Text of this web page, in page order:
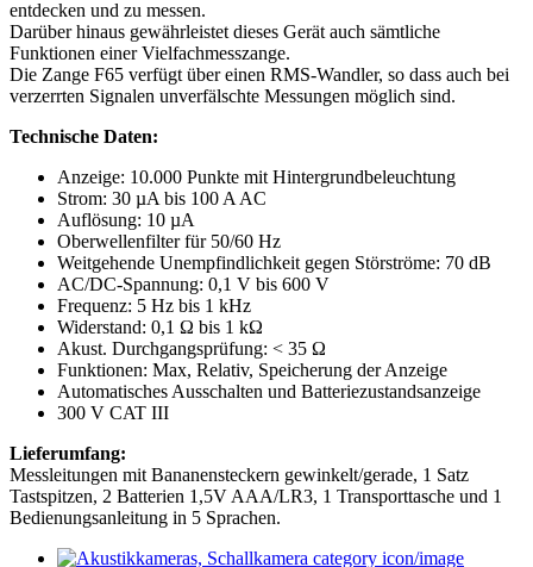
entdecken und zu messen.
Darüber hinaus gewährleistet dieses Gerät auch sämtliche
Funktionen einer Vielfachmesszange.
Die Zange F65 verfügt über einen RMS-Wandler, so dass auch bei
verzerrten Signalen unverfälschte Messungen möglich sind.
Technische Daten:
Anzeige: 10.000 Punkte mit Hintergrundbeleuchtung
Strom: 30 µA bis 100 A AC
Auflösung: 10 µA
Oberwellenfilter für 50/60 Hz
Weitgehende Unempfindlichkeit gegen Störströme: 70 dB
AC/DC-Spannung: 0,1 V bis 600 V
Frequenz: 5 Hz bis 1 kHz
Widerstand: 0,1 Ω bis 1 kΩ
Akust. Durchgangsprüfung: < 35 Ω
Funktionen: Max, Relativ, Speicherung der Anzeige
Automatisches Ausschalten und Batteriezustandsanzeige
300 V CAT III
Lieferumfang:
Messleitungen mit Bananensteckern gewinkelt/gerade, 1 Satz
Tastspitzen, 2 Batterien 1,5V AAA/LR3, 1 Transporttasche und 1
Bedienungsanleitung in 5 Sprachen.